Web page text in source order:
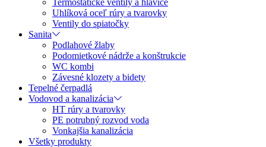
Uhlíková oceľ rúry a tvarovky
Ventily do spiatočky
Sanita
Podlahové žlaby
Podomietkové nádrže a konštrukcie
WC kombi
Závesné klozety a bidety
Tepelné čerpadlá
Vodovod a kanalizácia
HT rúry a tvarovky
PE potrubný rozvod voda
Vonkajšia kanalizácia
Všetky produkty